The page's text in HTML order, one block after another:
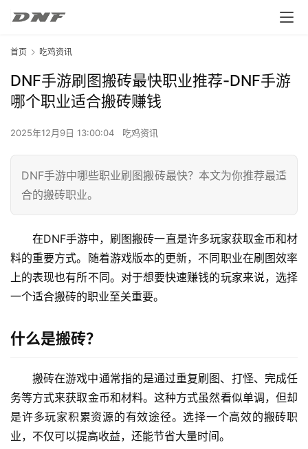
首页 吃鸡资讯
DNF手游刷图搬砖最快职业推荐-DNF手游
哪个职业适合搬砖赚钱
2025年12月9日 13:00:04 吃鸡资讯
DNF手游中哪些职业刷图搬砖最快？本文为你推荐最适
合的搬砖职业。
在DNF手游中，刷图搬砖一直是许多玩家获取金币和材
料的重要方式。随着游戏版本的更新，不同职业在刷图效率
上的表现也有所不同。对于想要快速赚钱的玩家来说，选择
一个适合搬砖的职业至关重要。
什么是搬砖？
搬砖在游戏中通常指的是通过重复刷图、打怪、完成任
务等方式来获取金币和材料。这种方式虽然看似单调，但却
是许多玩家积累资源的有效途径。选择一个高效的搬砖职
业，不仅可以提高收益，还能节省大量时间。